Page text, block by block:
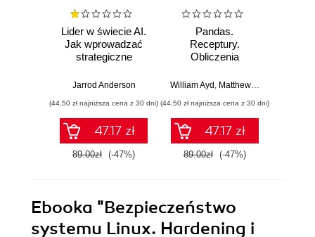
Lider w świecie AI.
Jak wprowadzać
strategiczne
biznes i
zespołowi w erze
sztucznej
inteligencji
Jarrod Anderson
(44,50 zł najniższa cena z 30 dni)
47.17 zł
89.00zł (-47%)
Pandas.
Receptury.
Obliczenia
czasowe i
analiza danych w
Pythonie. Wydanie
III
William Ayd Matthew Harrison
(44,50 zł najniższa cena z 30 dni)
47.17 zł
89.00zł (-47%)
Ebooka "Bezpieczeństwo
systemu Linux. Hardening i